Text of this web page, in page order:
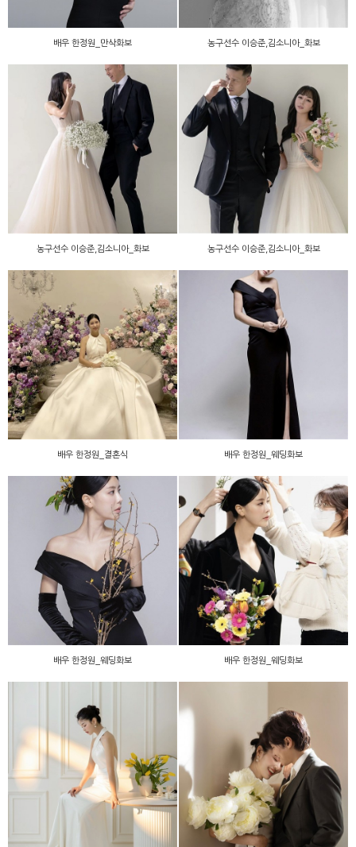
배우 한정원_만삭화보 농구선수 이승준,김소니아_화보
농구선수 이승준,김소니아_
화보
농구선수 이승준,김소니아_화보
농구선수 이승준,김소니아_
화보
농구선수 이승준,김소니아_화보
배우 한정원_결혼식
배우 한정원_결혼식
배우 한정원_웨딩화보
배우 한정원_웨딩화보
배우 한정원_웨딩화보
배우 한정원_웨딩화보
배우 한정원_웨딩화보
배우 한정원_웨딩화보
페레_2024 Dear Deli 페레_2024 Dear Deli